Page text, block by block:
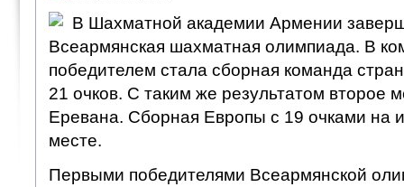
В Шахматной академии Армении
Всеармянская шахматная олимпиада. В
победителем стала сборная команда
21 очков. С таким же результатом второе
Еревана. Сборная Европы с 19 очками на
месте.
Первыми победителями Всеармянской